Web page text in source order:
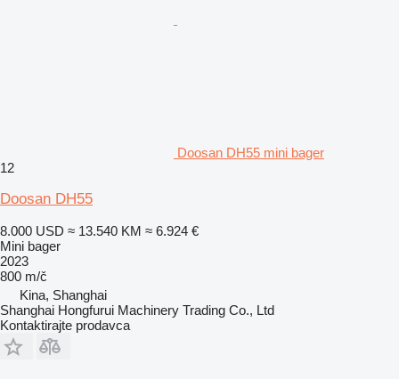
Doosan DH55 mini bager
12
Doosan DH55
8.000 USD ≈ 13.540 KM ≈ 6.924 €
Mini bager
2023
800 m/č
Kina, Shanghai
Shanghai Hongfurui Machinery Trading Co., Ltd
Kontaktirajte prodavca